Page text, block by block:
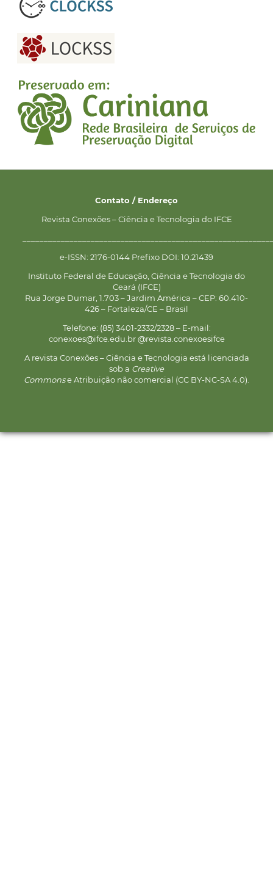
Contato / Endereço
Revista Conexões – Ciência e Tecnologia do IFCE
e-ISSN: 2176-0144 Prefixo DOI: 10.21439
Instituto Federal de Educação, Ciência e Tecnologia do
Ceará (IFCE)
Rua Jorge Dumar, 1.703 – Jardim América – CEP: 60.410-
426 – Fortaleza/CE – Brasil
Telefone: (85) 3401-2332/2328 – E-mail:
conexoes@ifce.edu.br @revista.conexoesifce
A revista Conexões – Ciência e Tecnologia está licenciada
sob a Creative
Commonse Atribuição não comercial (CC BY-NC-SA 4.0).